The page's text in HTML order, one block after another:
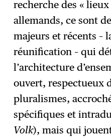
recherche des «
allemands, ce sont
majeurs et récents –
réunification – qui
l’architecture
ouvert, respectueux
pluralismes,
spécifiques et
Volk), mais qui